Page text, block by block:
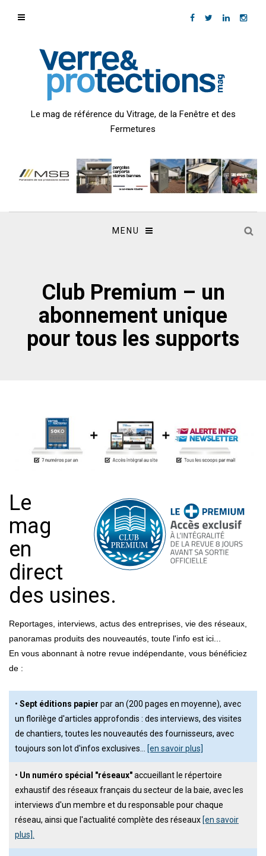
Le mag de référence du Vitrage, de la Fenêtre et des
Fermetures
MENU
Club Premium – un
abonnement unique
pour tous les supports
Le
mag
en
direct
des usines.
Reportages, interviews, actus des entreprises, vie des réseaux,
panoramas produits des nouveautés, toute l'info est ici...
En vous abonnant à notre revue indépendante, vous bénéficiez
de :
• Sept éditions papier par an (200 pages en moyenne), avec
un florilège d'articles approfondis : des interviews, des visites
de chantiers, toutes les nouveautés des fournisseurs, avec
toujours son lot d'infos exclusives…
[en savoir plus]
• Un numéro spécial "réseaux"accueillant le répertoire
exhaustif des réseaux français du secteur de la baie, avec les
interviews d'un membre et du responsable pour chaque
réseau, ainsi que l'actualité complète des réseaux [en savoir
plus].